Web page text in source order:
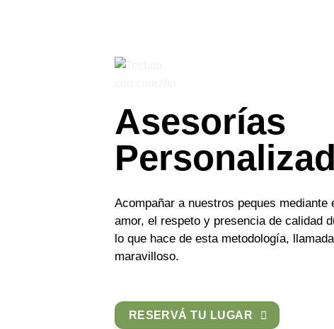
Asesorías
Acompañar a nuestros peques mediante
amor, el respeto y presencia de calidad
lo que hace de esta metodología,
maravilloso.
RESERVÁ TU LUGAR